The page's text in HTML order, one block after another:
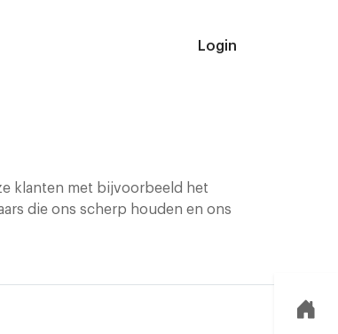
Login
klanten met bijvoorbeeld het
die ons scherp houden en ons